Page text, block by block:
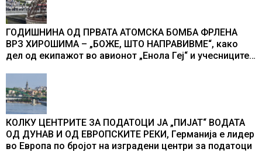
ГОДИШНИНА ОД ПРВАТА АТОМСКА БОМБА ФРЛЕНА
ВРЗ ХИРОШИМА – „БОЖЕ, ШТО НАПРАВИВМЕ“, како
дел од екипажот во авионот „Енола Геј“ и учесниците
промени текот на историјата
КОЛКУ ЦЕНТРИТЕ ЗА ПОДАТОЦИ ЈА „ПИЈАТ“ ВОДАТА
ОД ДУНАВ И ОД ЕВРОПСКИТЕ РЕКИ, Германија е лидер
во Европа по бројот на изградени центри за податоци